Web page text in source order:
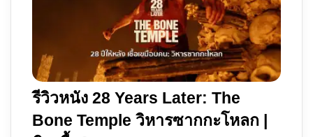
พรำ
รีวิวหนัง 28 Years Later: The
Bone Temple วิหารซากกะโหลก |